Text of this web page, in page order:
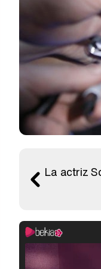
La actriz